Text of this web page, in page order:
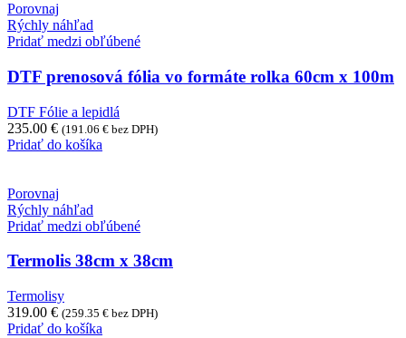
Porovnaj
Rýchly náhľad
Pridať medzi obľúbené
DTF prenosová fólia vo formáte rolka 60cm x 100m
DTF Fólie a lepidlá
235.00 € (191.06 € bez DPH)
Pridať do košíka
Porovnaj
Rýchly náhľad
Pridať medzi obľúbené
Termolis 38cm x 38cm
Termolisy
319.00 € (259.35 € bez DPH)
Pridať do košíka